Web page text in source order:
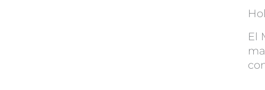
El